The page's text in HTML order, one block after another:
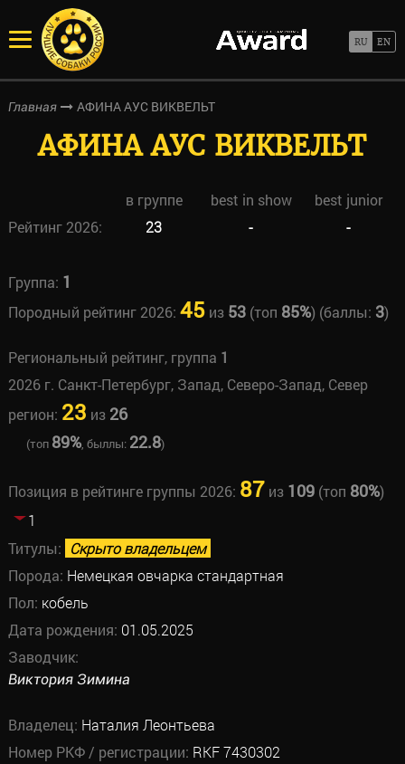
Главная АФИНА АУС ВИКВЕЛЬТ
АФИНА АУС ВИКВЕЛЬТ
в группе best in show
best junior
Рейтинг 2026:
23 - -
Группа: 1
Породный рейтинг 2026: 45из 53(топ 85%) (баллы: 3)
Региональный рейтинг, группа 1
2026 г. Санкт-Петербург, Запад, Северо-Запад, Север
регион: 23 из 26
(топ 89%, быллы: 22.8)
Позиция в рейтинге группы 2026: 87 из 109(топ 80%)
1
Титулы: Скрыто владельцем
Порода: Немецкая овчарка стандартная
Пол: кобель
Дата рождения: 01.05.2025
Заводчик:
Виктория Зимина
Владелец: Наталия Леонтьева
Номер РКФ / регистрации: RKF 7430302